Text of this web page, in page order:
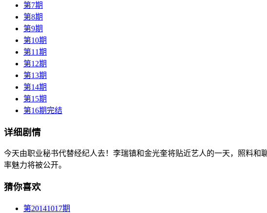
第7期
第8期
第9期
第10期
第11期
第12期
第13期
第14期
第15期
第16期完结
详细剧情
今天由职业秘书代替经纪人去！李瑞镇和金光奎将贴近艺人的一天，照料
率魅力将被公开。
猜你喜欢
第20141017期